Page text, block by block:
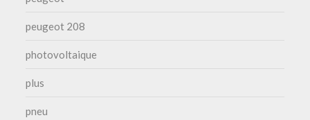
peugeot 208
photovoltaique
plus
pneu